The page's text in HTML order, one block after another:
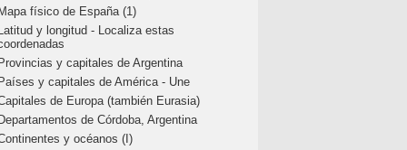
físico de España (1)
y longitud - Localiza estas
y capitales de Argentina
y capitales de América - Une
de Europa (también Eurasia)
de Córdoba, Argentina
y océanos (I)